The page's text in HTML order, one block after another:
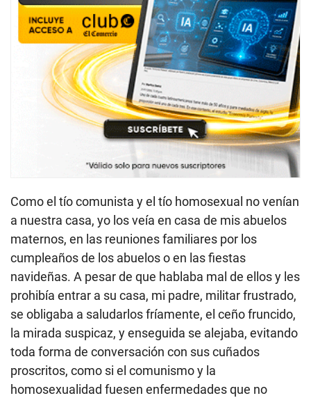
Como el tío comunista y el tío homosexual no venían
a nuestra casa, yo los veía en casa de mis abuelos
maternos, en las reuniones familiares por los
cumpleaños de los abuelos o en las fiestas
navideñas. A pesar de que hablaba mal de ellos y les
prohibía entrar a su casa, mi padre, militar frustrado,
se obligaba a saludarlos fríamente, el ceño fruncido,
la mirada suspicaz, y enseguida se alejaba, evitando
toda forma de conversación con sus cuñados
proscritos, como si el comunismo y la
homosexualidad fuesen enfermedades que no